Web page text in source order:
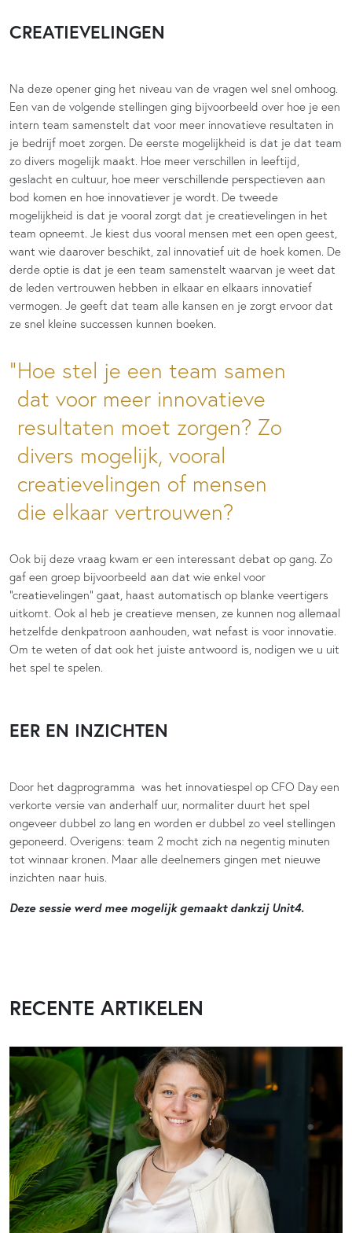
CREATIEVELINGEN
Na deze opener ging het niveau van de vragen wel snel omhoog.
Een van de volgende stellingen ging bijvoorbeeld over hoe je een
intern team samenstelt dat voor meer innovatieve resultaten in
je bedrijf moet zorgen. De eerste mogelijkheid is dat je dat team
zo divers mogelijk maakt. Hoe meer verschillen in leeftijd,
geslacht en cultuur, hoe meer verschillende perspectieven aan
bod komen en hoe innovatiever je wordt. De tweede
mogelijkheid is dat je vooral zorgt dat je creatievelingen in het
team opneemt. Je kiest dus vooral mensen met een open geest,
want wie daarover beschikt, zal innovatief uit de hoek komen. De
derde optie is dat je een team samenstelt waarvan je weet dat
de leden vertrouwen hebben in elkaar en elkaars innovatief
vermogen. Je geeft dat team alle kansen en je zorgt ervoor dat
ze snel kleine successen kunnen boeken.
Hoe stel je een team samen
dat voor meer innovatieve
resultaten moet zorgen? Zo
divers mogelijk, vooral
creatievelingen of mensen
die elkaar vertrouwen?
Ook bij deze vraag kwam er een interessant debat op gang. Zo
gaf een groep bijvoorbeeld aan dat wie enkel voor
“creatievelingen” gaat, haast automatisch op blanke veertigers
uitkomt. Ook al heb je creatieve mensen, ze kunnen nog allemaal
hetzelfde denkpatroon aanhouden, wat nefast is voor innovatie.
Om te weten of dat ook het juiste antwoord is, nodigen we u uit
het spel te spelen.
EER EN INZICHTEN
Door het dagprogramma was het innovatiespel op CFO Day een
verkorte versie van anderhalf uur, normaliter duurt het spel
ongeveer dubbel zo lang en worden er dubbel zo veel stellingen
geponeerd. Overigens: team 2 mocht zich na negentig minuten
tot winnaar kronen. Maar alle deelnemers gingen met nieuwe
inzichten naar huis.
Deze sessie werd mee mogelijk gemaakt dankzij Unit4.
RECENTE ARTIKELEN